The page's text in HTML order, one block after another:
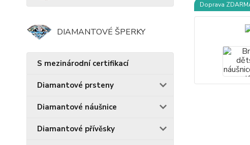
DIAMANTOVÉ ŠPERKY
S mezinárodní certifikací
Diamantové prsteny
Diamantové náušnice
Diamantové přívěsky
Doprava